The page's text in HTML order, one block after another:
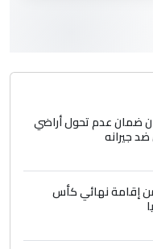
ومن اصول عريقة
حسين سل
ماما يسقط
ومن اصول عريقة
ضمان عدم تحول أراضي
جيرانه
إقامة نهائي كأس